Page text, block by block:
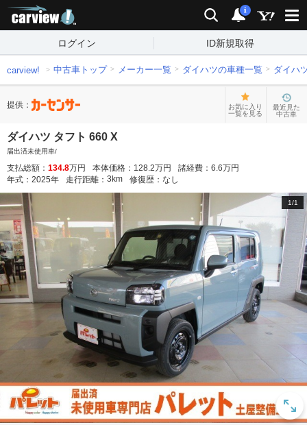
検索 通知
i
ログイン ID新規取得
carview! 中古車トップ メーカー一覧 ダイハツの車種一覧 ダイハ
提供：
お気に入り
一覧を見る
最近見た
中古車
ダイハツ タフト 660 X
届出済未使用車/
支払総額： 134.8万円 本体価格： 128.2万円 諸経費： 6.6万円
年式： 2025年 走行距離： 3 km 修復歴： なし
1/1